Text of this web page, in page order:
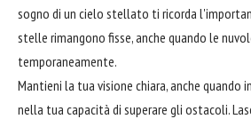
sogno di un cielo stellato ti ricorda
stelle rimangono fisse, anche quando le
temporaneamente.
Mantieni la tua visione chiara, anche quando
nella tua capacità di superare gli ostacoli.